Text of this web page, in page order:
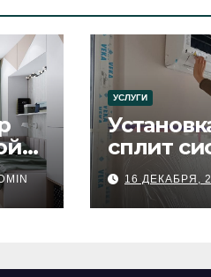
УСЛУГИ
сплит
16 ДЕКАБРЯ,